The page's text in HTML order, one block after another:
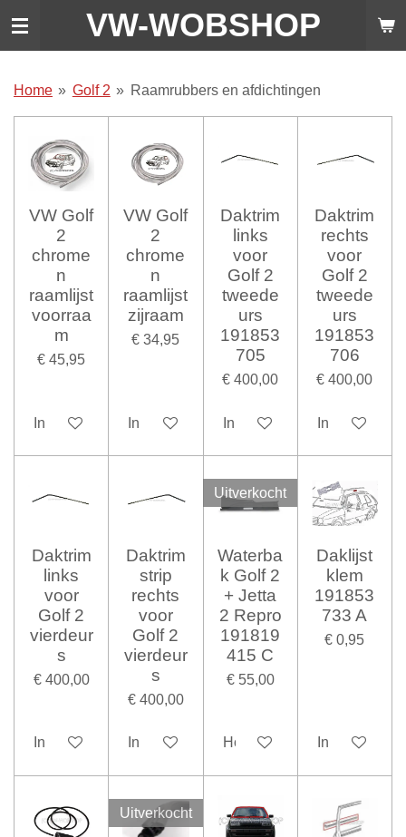
Ga
de
VW-WOBSHOP
Home » Golf 2 » Raamrubbers en afdichtingen
VW Golf
2
chrome
n
raamlijst
voorraa
m
€ 45,95
In winkelwagen
VW Golf
2
chrome
n
raamlijst
zijraam
€ 34,95
In winkelwagen
Daktrim
links
voor
Golf 2
tweede
urs
191853
705
€ 400,00
In winkelwagen
Daktrim
rechts
voor
Golf 2
tweede
urs
191853
706
€ 400,00
In
Daktrim
links
voor
Golf 2
vierdeur
s
€ 400,00
In winkelwagen
Daktrim
strip
rechts
voor
Golf 2
vierdeur
s
€ 400,00
In winkelwagen
Uitverkocht
Waterba
k Golf 2
+ Jetta
2 Repro
191819
415 C
€ 55,00
Houd mij op de hoogte
Daklijst
klem
191853
733 A
€ 0,95
In
Uitverkocht